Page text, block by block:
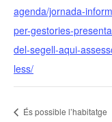
agenda/jornada-
per-gestories-
del-segell-aqui-
less/
És possible l’habitatge